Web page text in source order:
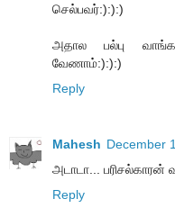
செல்பவர்:):):)
அதால பல்பு
வேணாம்:):):)
Reply
Mahesh December
அடாடா...
Reply